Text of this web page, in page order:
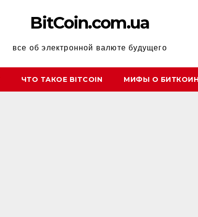
BitCoin.com.ua
все об электронной валюте будущего
ЧТО ТАКОЕ BITCOIN МИФЫ О